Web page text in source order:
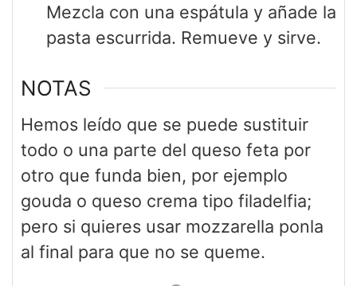
Mezcla con una espátula y añade la
pasta escurrida. Remueve y sirve.
NOTAS
Hemos leído que se puede sustituir
todo o una parte del queso feta por
otro que funda bien, por ejemplo
gouda o queso crema tipo filadelfia;
pero si quieres usar mozzarella ponla
al final para que no se queme.